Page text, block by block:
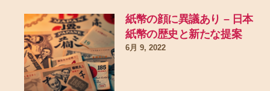
紙幣の顔に異議あり – 日本
紙幣の歴史と新たな提案
6月 9, 2022